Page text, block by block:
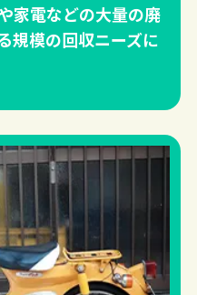
家電などの大量の廃
規模の回収ニーズに